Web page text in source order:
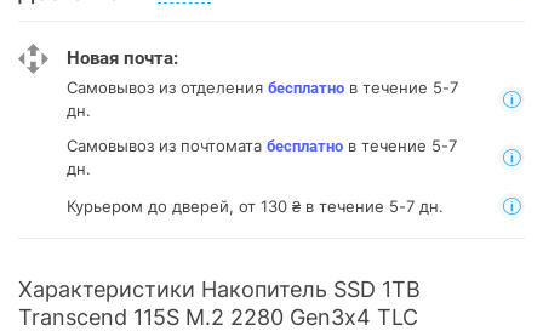
Новая почта:
Самовывоз из отделения бесплатно в течение 5-7
дн.
Самовывоз из почтомата бесплатно в течение 5-7
дн.
Курьером до дверей, от 130 ₴ в течение 5-7 дн.
Характеристики Накопитель SSD 1TB
Transcend 115S M.2 2280 Gen3x4 TLC